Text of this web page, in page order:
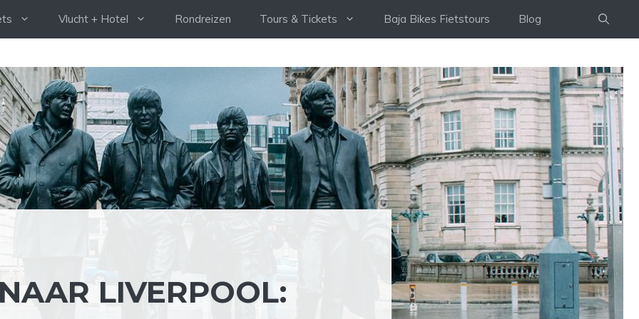
Vlucht + Hotel Rondreizen Tours & Tickets Baja Bikes Fietstours Blog
LIVERPOOL: